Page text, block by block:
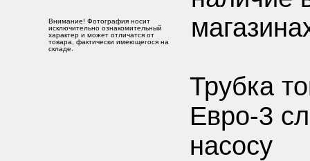
Внимание! Фотография носит
исключительно ознакомительный
характер и может отличатся от
товара, фактически имеющегося на
складе.
Трубка
Евро-3
насосу